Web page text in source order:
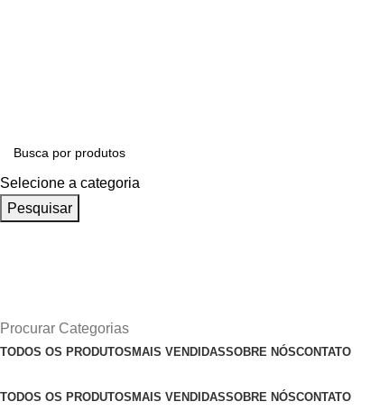
Selecione a categoria
Pesquisar
Procurar Categorias
TODOS OS PRODUTOSMAIS VENDIDASSOBRE NÓSCONTATO
TODOS OS PRODUTOSMAIS VENDIDASSOBRE NÓSCONTATO